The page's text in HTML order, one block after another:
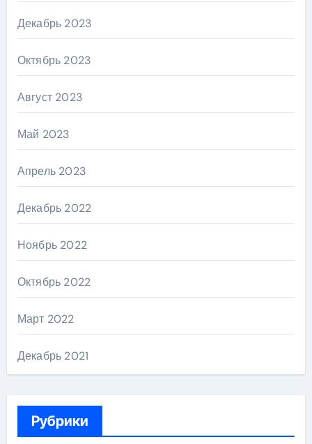
Декабрь 2023
Октябрь 2023
Август 2023
Май 2023
Апрель 2023
Декабрь 2022
Ноябрь 2022
Октябрь 2022
Март 2022
Декабрь 2021
Рубрики